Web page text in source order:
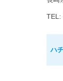
TEL:
ハ